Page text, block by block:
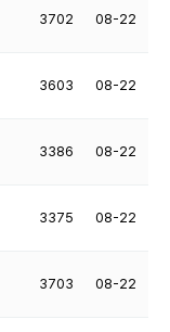
3702 08-22
3603 08-22
3386 08-22
3375 08-22
3703 08-22